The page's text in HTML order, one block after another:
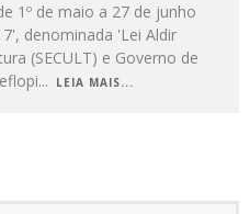
1º de maio a 27 de junho
denominada 'Lei Aldir
(SECULT) e Governo de
... LEIA MAIS...